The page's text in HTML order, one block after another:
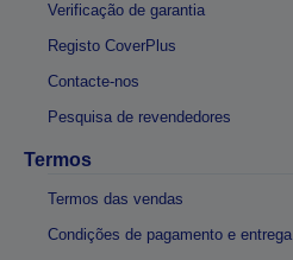
Verificação de garantia
Registo CoverPlus
Contacte-nos
Pesquisa de revendedores
Termos
Termos das vendas
Condições de pagamento e entrega